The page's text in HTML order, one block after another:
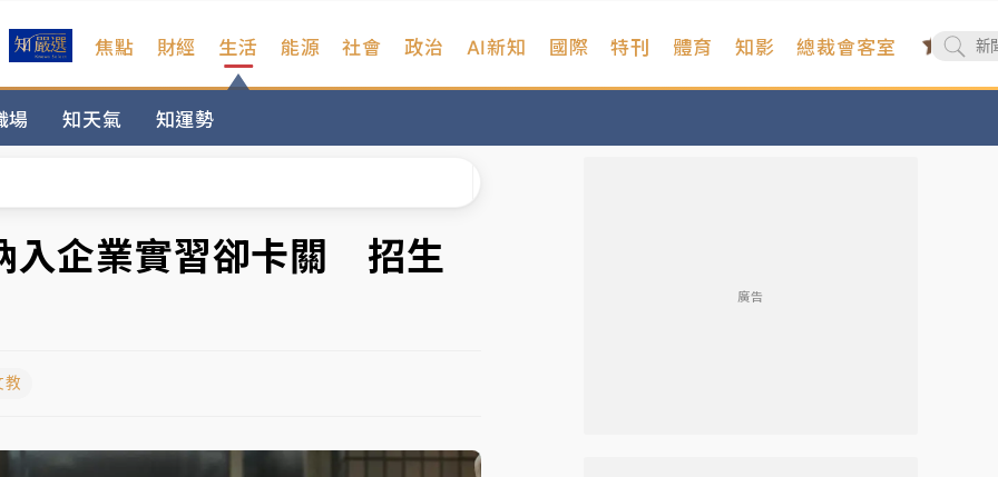
焦點 財經 生活
場 知天氣 知運勢
能源 社會 政治 AI新知 國際 特刊 體育 知影
總裁會客室
複雜 觀旅局回應了
度塞車 周六起展出延長至晚上7時
面曝光
入企業實習卻卡關 招生
教
廣告